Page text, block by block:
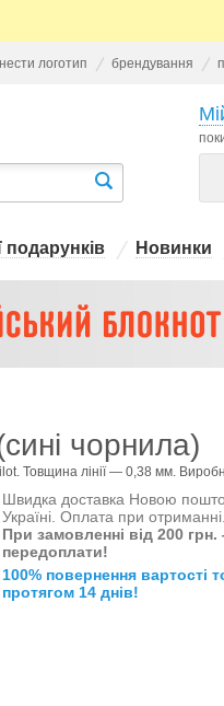
логотип брендування
подарунків Новинки
чорнила)
Товщина лінії — 0,38 мм.
Швидка доставка Новою
Україні. Оплата при отриманні.
При замовленні від 200
передоплати!
100% повернення вартості
протягом 14 днів!